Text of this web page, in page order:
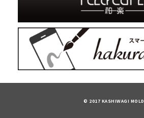
© 2017 KASHIWAGI MOLD